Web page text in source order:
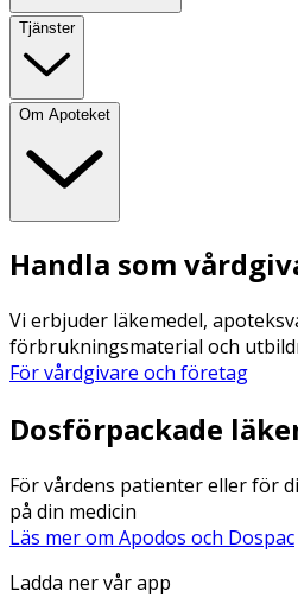
Tjänster
Om Apoteket
Handla som
Vi erbjuder läkemedel,
förbrukningsmaterial och
För vårdgivare och företag
Dosförpackade
För vårdens patienter eller för
på din medicin
Läs mer om Apodos och Dospac
Ladda ner vår app